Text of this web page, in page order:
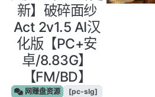
新】破碎面纱
Act 2v1.5 AI汉
化版【PC+安
卓/8.83G】
【FM/BD】
网赚盘资源
[pc-slg]